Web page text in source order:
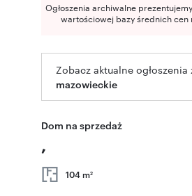
Ogłoszenia archiwalne
wartościowej bazy średnich cen
Zobacz aktualne
mazowieckie
Dom na sprzedaż
,
104 m2